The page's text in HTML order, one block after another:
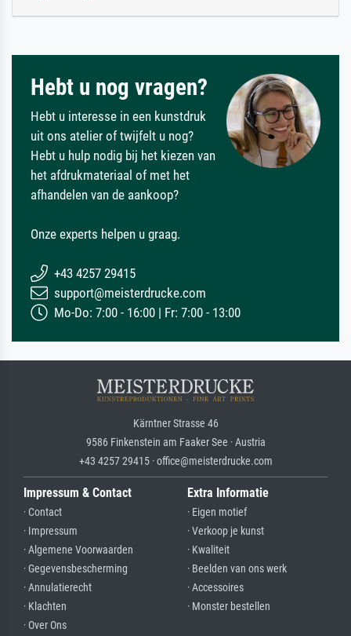
Hebt u nog vragen?
Hebt u interesse in een kunstdruk
uit ons atelier of twijfelt u nog?
Hebt u hulp nodig bij het kiezen van
het afdrukmateriaal of met het
afhandelen van de aankoop?
Onze experts helpen u graag.
+43 4257 29415
support@meisterdrucke.com
Mo-Do: 7:00 - 16:00 | Fr: 7:00 - 13:00
Kärntner Strasse 46
9586 Finkenstein am Faaker See · Austria
+43 4257 29415 · office@meisterdrucke.com
Impressum & Contact
· Contact
· Impressum
· Algemene Voorwaarden
· Gegevensbescherming
· Annulatierecht
· Klachten
· Over Ons
Extra Informatie
· Eigen motief
· Verkoop je kunst
· Kwaliteit
· Beelden van ons werk
· Accessoires
· Monster bestellen